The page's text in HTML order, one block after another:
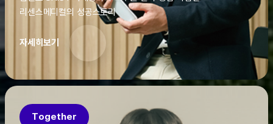
리센스메디컬의 성공스토리
자세히보기
Together